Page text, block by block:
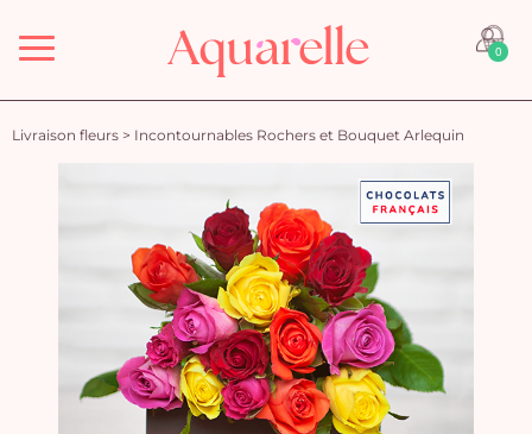
Menu 0
Livraison fleurs > Incontournables Rochers et Bouquet Arlequin